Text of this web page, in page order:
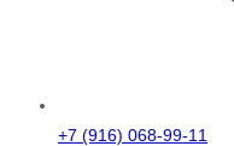
+7 (916) 068-99-11